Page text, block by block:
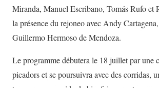
Miranda, Manuel Escribano, Tomás Rufo et
la présence du rejoneo avec Andy
Guillermo Hermoso de Mendoza.
Le programme débutera le 18 juillet par une
picadors et se poursuivra avec des corridas,